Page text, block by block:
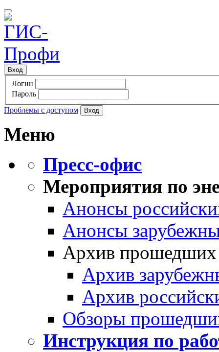
Вход
Логин
Пароль
Проблемы с доступом
Меню
Пресс-офис
Мероприятия по
Анонсы
Анонсы
Архив прошедших
Архив
Архив
Обзоры
Инструкция по